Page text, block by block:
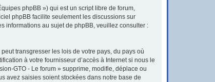
phpBB ») qui est un script libre de forum,
phpBB facilite seulement les discussions sur
informations au sujet de phpBB, veuillez consulter :
transgresser les lois de votre pays, du pays où
à votre fournisseur d’accès à Internet si nous le
GTO - Le forum » supprime, modifie, déplace ou
avez saisies soient stockées dans notre base de